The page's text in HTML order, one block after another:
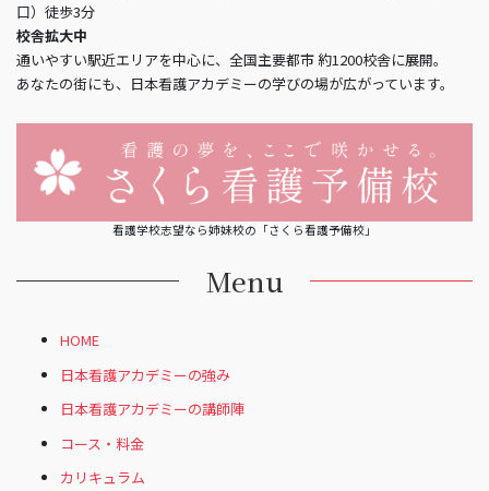
口）徒歩3分
校舎拡大中
通いやすい駅近エリアを中心に、全国主要都市 約1200校舎に展開。
あなたの街にも、日本看護アカデミーの学びの場が広がっています。
看護学校志望なら姉妹校の「さくら看護予備校」
Menu
HOME
日本看護アカデミーの強み
日本看護アカデミーの講師陣
コース・料金
カリキュラム